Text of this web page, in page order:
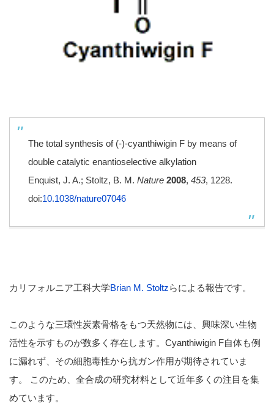
The total synthesis of (-)-cyanthiwigin F by means of
double catalytic enantioselective alkylation
Enquist, J. A.; Stoltz, B. M. Nature 2008, 453, 1228.
doi:10.1038/nature07046
カリフォルニア工科大学Brian M. Stoltzらによる報告です。
このような三環性炭素骨格をもつ天然物には、興味深い生物
活性を示すものが数多く存在します。Cyanthiwigin F自体も例
に漏れず、その細胞毒性から抗ガン作用が期待されていま
す。 このため、全合成の研究材料として近年多くの注目を集
めています。